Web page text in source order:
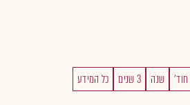
שנה 3 שנים כל המידע